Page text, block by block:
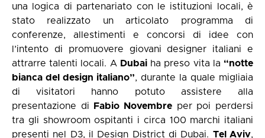
una logica di partenariato con le istituzioni locali, è
stato realizzato un articolato programma di
conferenze, allestimenti e concorsi di idee con
l’intento di promuovere giovani designer italiani e
attrarre talenti locali. A Dubaiha preso vita la “notte
bianca del design italiano”, durante la quale migliaia
di visitatori hanno potuto assistere alla
presentazione di
Fabio Novembre per poi perdersi
tra gli showroom ospitanti i circa 100 marchi italiani
presenti nel D3, il Design District di Dubai. Tel Aviv,